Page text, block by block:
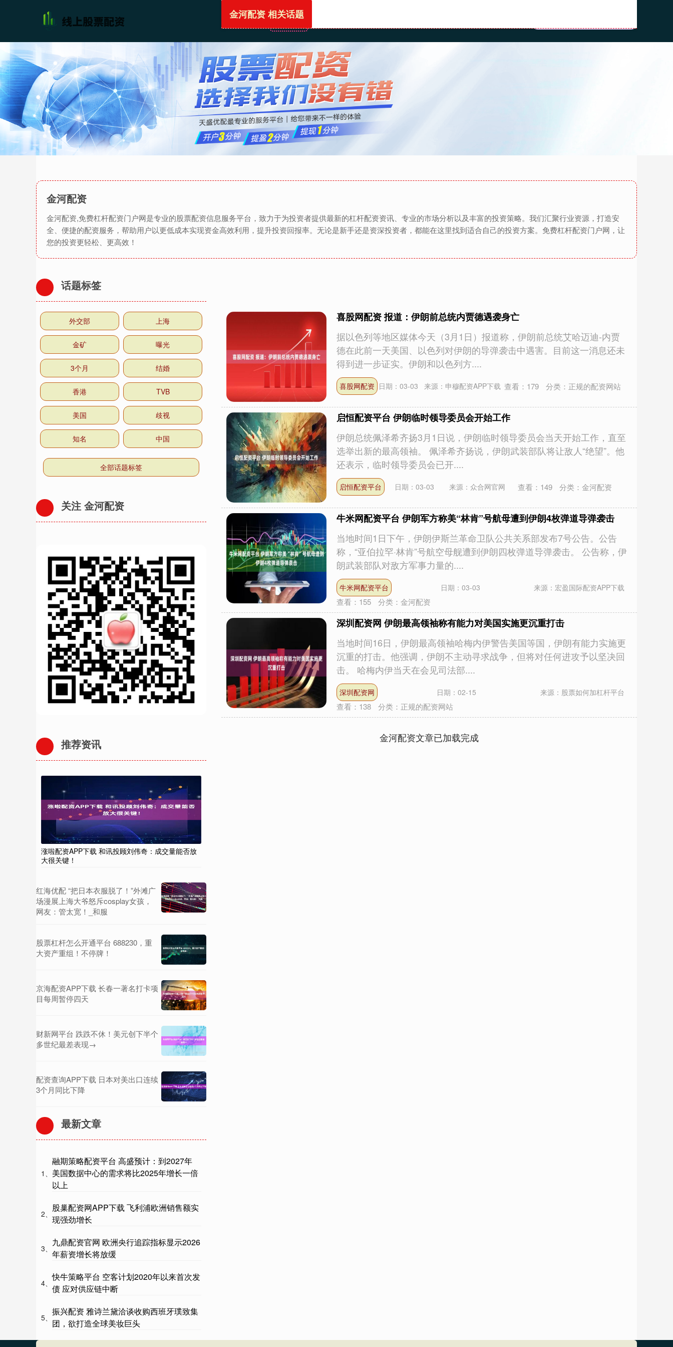
首页
金河配资
金河配资,免费杠杆配资门户网是专业的股票配资信息服务平台，致力于为投资者提供最新的杠杆配资资讯、专业的市场分析以及丰富的投资策略。我们汇聚行业资源，打造安
全、便捷的配资服务，帮助用户以更低成本实现资金高效利用，提升投资回报率。无论是新手还是资深投资者，都能在这里找到适合自己的投资方案。免费杠杆配资门户网，让
您的投资更轻松、更高效！
金河配资 相关话题
喜股网配资 报道：伊朗前总统内贾德遇袭身亡
据以色列等地区媒体今天（3月1日）报道称，伊朗前总统艾哈迈迪-内贾
德在此前一天美国、以色列对伊朗的导弹袭击中遇害。目前这一消息还未
得到进一步证实。伊朗和以色列方....
喜股网配资 日期：03-03 来源：申穆配资APP下载 查看： 179 分类： 正规的配资网站
启恒配资平台 伊朗临时领导委员会开始工作
伊朗总统佩泽希齐扬3月1日说，伊朗临时领导委员会当天开始工作，直至
选举出新的最高领袖。 佩泽希齐扬说，伊朗武装部队将让敌人“绝望”。他
还表示，临时领导委员会已开....
启恒配资平台 日期：03-03 来源：众合网官网 查看： 149 分类： 金河配资
牛米网配资平台 伊朗军方称美“林肯”号航母遭到伊朗4枚弹道导弹袭击
当地时间1日下午，伊朗伊斯兰革命卫队公共关系部发布7号公告。公告
称，“亚伯拉罕·林肯”号航空母舰遭到伊朗四枚弹道导弹袭击。 公告称，伊
朗武装部队对敌方军事力量的....
牛米网配资平台 日期：03-03 来源：宏盈国际配资APP下载
查看： 155 分类： 金河配资
深圳配资网 伊朗最高领袖称有能力对美国实施更沉重打击
当地时间16日，伊朗最高领袖哈梅内伊警告美国等国，伊朗有能力实施更
沉重的打击。他强调，伊朗不主动寻求战争，但将对任何进攻予以坚决回
击。 哈梅内伊当天在会见司法部....
深圳配资网 日期：02-15 来源：股票如何加杠杆平台
查看： 138 分类： 正规的配资网站
金河配资文章已加载完成
话题标签
外交部 上海
金矿 曝光
3个月 结婚
香港 TVB
美国 歧视
知名 中国
全部话题标签
关注 金河配资
推荐资讯
涨啦配资APP下载 和讯投顾刘伟奇：成交量能否放
大很关键！
红海优配 “把日本衣服脱了！”外滩广
场漫展上海大爷怒斥cosplay女孩，
网友：管太宽！_和服
股票杠杆怎么开通平台 688230，重
大资产重组！不停牌！
京海配资APP下载 长春一著名打卡项
目每周暂停四天
财新网平台 跌跌不休！美元创下半个
多世纪最差表现→
配资查询APP下载 日本对美出口连续
3个月同比下降
最新文章
1、
融期策略配资平台 高盛预计：到2027年
美国数据中心的需求将比2025年增长一倍
以上
2、
股巢配资网APP下载 飞利浦欧洲销售额实
现强劲增长
3、
九鼎配资官网 欧洲央行追踪指标显示2026
年薪资增长将放缓
4、
快牛策略平台 空客计划2020年以来首次发
债 应对供应链中断
5、
振兴配资 雅诗兰黛洽谈收购西班牙璞致集
团，欲打造全球美妆巨头